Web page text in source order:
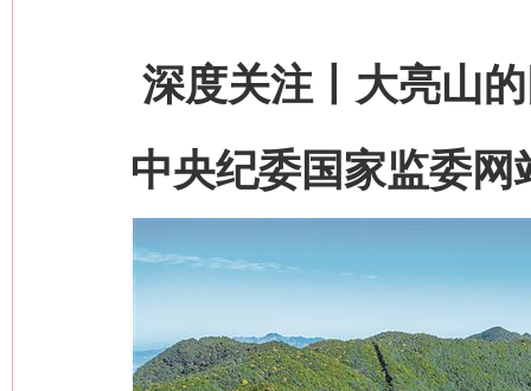
深度关注丨大亮山的
中央纪委国家监委网